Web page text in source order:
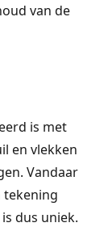
van de
is met
en vlekken
Vandaar
tekening
dus uniek.